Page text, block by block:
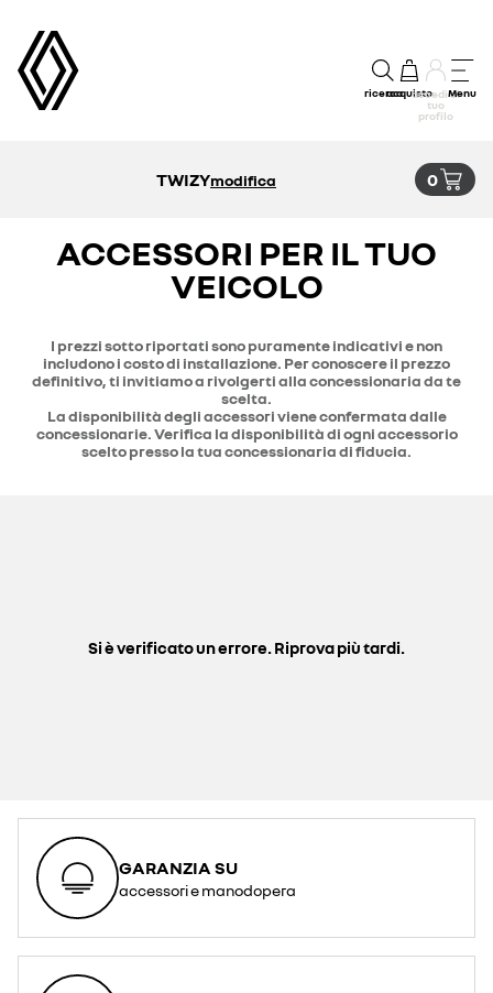
ricercaacquistoaccedi al
tuo
profilo
Menu
TWIZYmodifica 0
ACCESSORI PER IL TUO
VEICOLO
I prezzi sotto riportati sono puramente indicativi e non
includono i costo di installazione. Per conoscere il prezzo
definitivo, ti invitiamo a rivolgerti alla concessionaria da te
scelta.
La disponibilità degli accessori viene confermata dalle
concessionarie. Verifica la disponibilità di ogni accessorio
scelto presso la tua concessionaria di fiducia.
Si è verificato un errore. Riprova più tardi.
GARANZIA SU
accessori e manodopera